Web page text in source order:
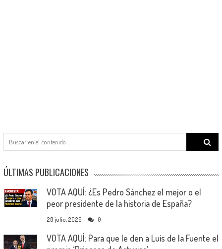
Search
ÚLTIMAS PUBLICACIONES
VOTA AQUÍ: ¿Es Pedro Sánchez el mejor o el
peor presidente de la historia de España?
28 julio, 2026 0
VOTA AQUÍ: Para que le den a Luis de la Fuente el